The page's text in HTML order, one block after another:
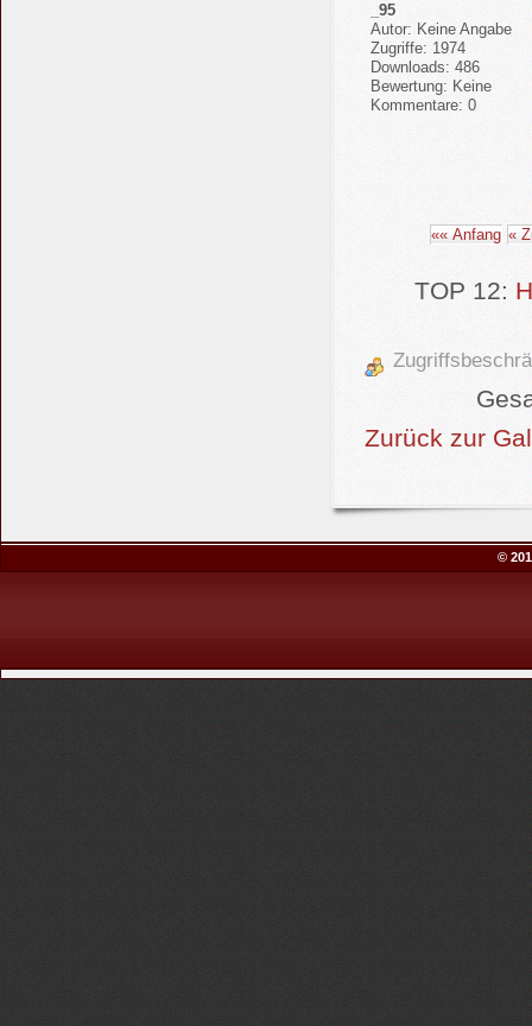
_95
Autor: Keine Angabe
Zugriffe: 1974
Downloads: 486
Bewertung: Keine
Kommentare: 0
«« Anfang «
TOP 12:
Zurück zur
©